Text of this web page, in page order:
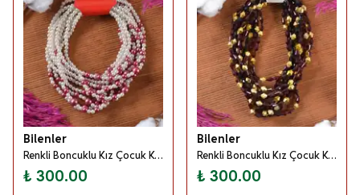
Bilenler
Renkli Boncuklu Kız Çocuk Kolyesi Pembe 10 Adet
₺ 300.00
Bilenler
Renkli Boncuklu Kız Çocuk Kolyesi Kahverengi 10 Adet
₺ 300.00